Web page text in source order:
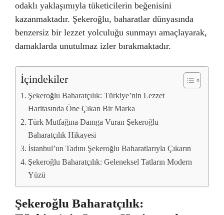
odaklı yaklaşımıyla tüketicilerin beğenisini
kazanmaktadır. Şekeroğlu, baharatlar dünyasında
benzersiz bir lezzet yolculuğu sunmayı amaçlayarak,
damaklarda unutulmaz izler bırakmaktadır.
İçindekiler
Şekeroğlu Baharatçılık: Türkiye’nin Lezzet
Haritasında Öne Çıkan Bir Marka
Türk Mutfağına Damga Vuran Şekeroğlu
Baharatçılık Hikayesi
İstanbul’un Tadını Şekeroğlu Baharatlarıyla Çıkarın
Şekeroğlu Baharatçılık: Geleneksel Tatların Modern
Yüzü
Şekeroğlu Baharatçılık: